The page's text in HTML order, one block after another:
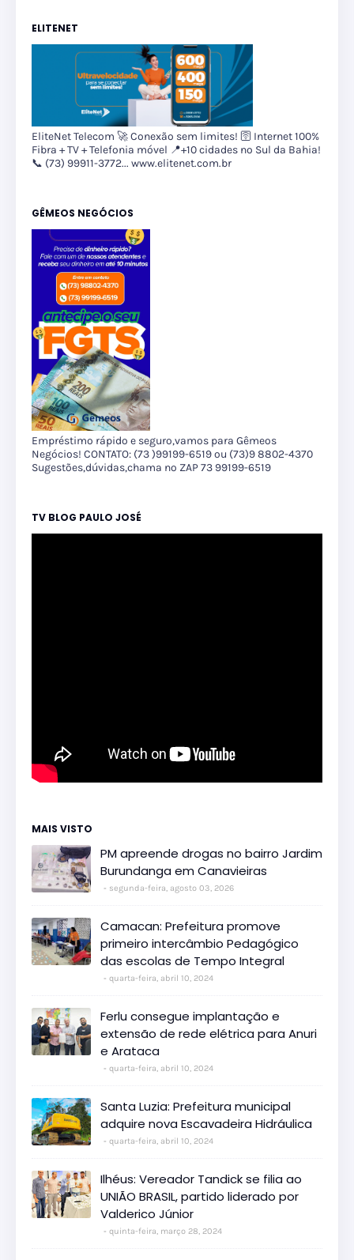
ELITENET
EliteNet Telecom 🚀 Conexão sem limites! 🛜 Internet 100%
Fibra + TV + Telefonia móvel 📍+10 cidades no Sul da Bahia!
📞 (73) 99911-3772... www.elitenet.com.br
GÊMEOS NEGÓCIOS
Empréstimo rápido e seguro,vamos para Gêmeos
Negócios! CONTATO: (73 )99199-6519 ou (73)9 8802-4370
Sugestões,dúvidas,chama no ZAP 73 99199-6519
TV BLOG PAULO JOSÉ
MAIS VISTO
PM apreende drogas no bairro Jardim
Burundanga em Canavieiras
segunda-feira, agosto 03, 2026
Camacan: Prefeitura promove
primeiro intercâmbio Pedagógico
das escolas de Tempo Integral
quarta-feira, abril 10, 2024
Ferlu consegue implantação e
extensão de rede elétrica para Anuri
e Arataca
quarta-feira, abril 10, 2024
Santa Luzia: Prefeitura municipal
adquire nova Escavadeira Hidráulica
quarta-feira, abril 10, 2024
Ilhéus: Vereador Tandick se filia ao
UNIÃO BRASIL, partido liderado por
Valderico Júnior
quinta-feira, março 28, 2024